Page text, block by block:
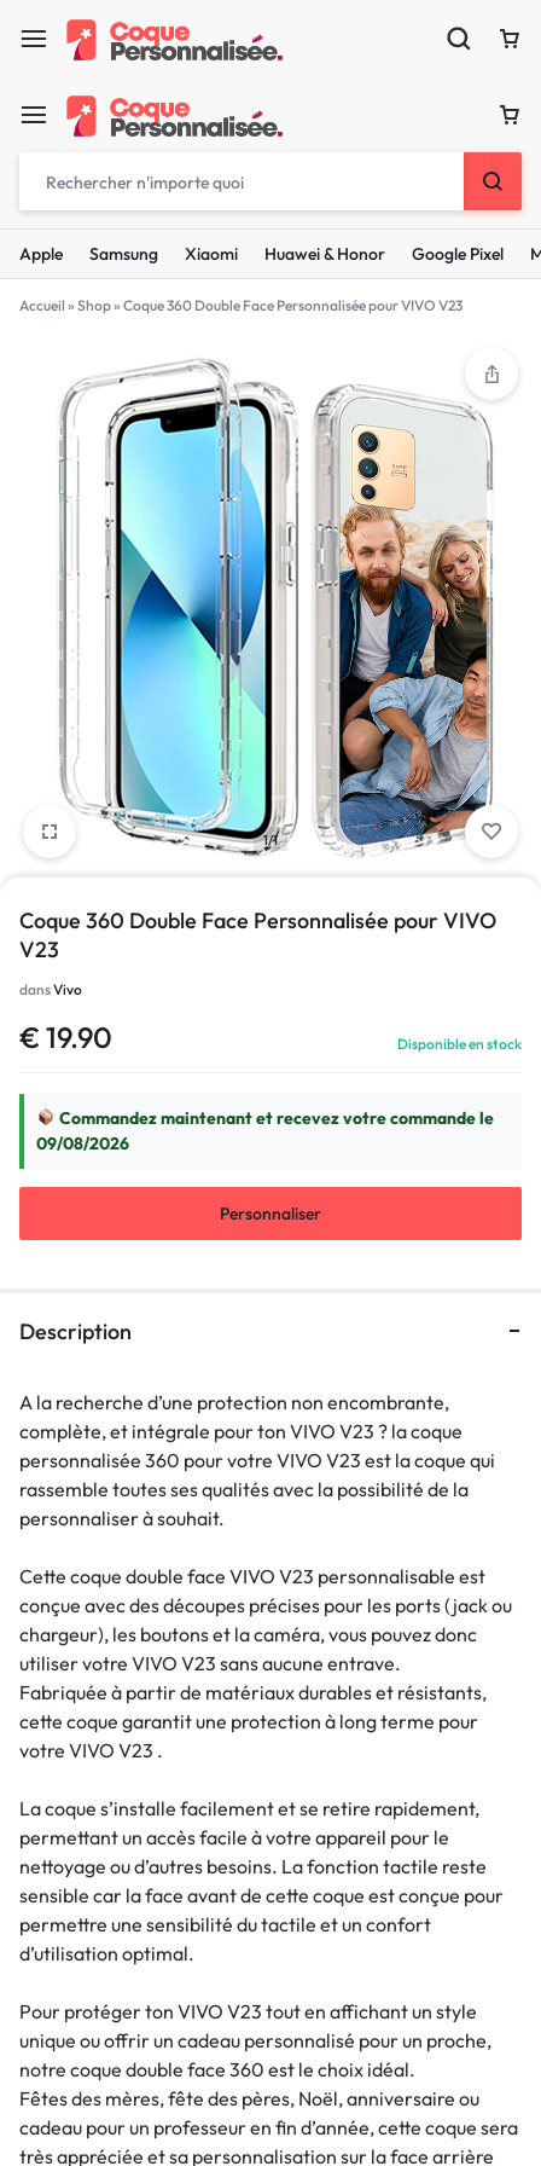
Apple Samsung Xiaomi Huawei & Honor Google Pixel
Accueil » Shop» Coque 360 Double Face Personnalisée pour VIVO V23
1/1
Coque 360 Double Face Personnalisée pour VIVO
V23
dansVivo
€ 19.90 Disponible en stock
Commandez maintenant et recevez votre commande le
09/08/2026
Personnaliser
Description
A la recherche d’une protection non encombrante,
complète, et intégrale pour ton VIVO V23 ? la coque
personnalisée 360 pour votre VIVO V23 est la coque qui
rassemble toutes ses qualités avec la possibilité de la
personnaliser à souhait.
Cette coque double face VIVO V23 personnalisable est
conçue avec des découpes précises pour les ports (jack ou
chargeur), les boutons et la caméra, vous pouvez donc
utiliser votre VIVO V23 sans aucune entrave.
Fabriquée à partir de matériaux durables et résistants,
cette coque garantit une protection à long terme pour
votre VIVO V23 .
La coque s’installe facilement et se retire rapidement,
permettant un accès facile à votre appareil pour le
nettoyage ou d’autres besoins. La fonction tactile reste
sensible car la face avant de cette coque est conçue pour
permettre une sensibilité du tactile et un confort
d’utilisation optimal.
Pour protéger ton VIVO V23 tout en affichant un style
unique ou offrir un cadeau personnalisé pour un proche,
notre coque double face 360 est le choix idéal.
Fêtes des mères, fête des pères, Noël, anniversaire ou
cadeau pour un professeur en fin d’année, cette coque sera
très appréciée et sa personnalisation sur la face arrière